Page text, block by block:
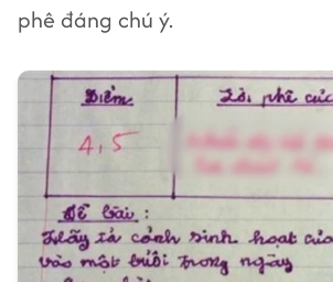
phê đáng chú ý.